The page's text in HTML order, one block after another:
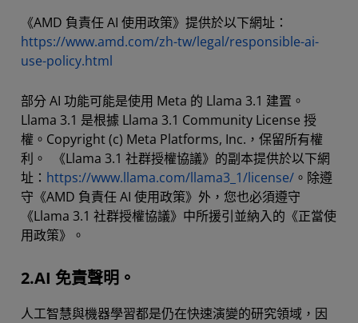
《AMD 負責任 AI 使用政策》提供於以下網址：
https://www.amd.com/zh-tw/legal/responsible-ai-
use-policy.html
部分 AI 功能可能是使用 Meta 的 Llama 3.1 建置。
Llama 3.1 是根據 Llama 3.1 Community License 授
權。Copyright (c) Meta Platforms, Inc.，保留所有權
利。 《Llama 3.1 社群授權協議》的副本提供於以下網
址： https://www.llama.com/llama3_1/license/ 。除遵
守《AMD 負責任 AI 使用政策》外，您也必須遵守
《Llama 3.1 社群授權協議》中所援引並納入的《正當使
用政策》。
2.AI 免責聲明。
人工智慧與機器學習都是仍在快速演變的研究領域，因